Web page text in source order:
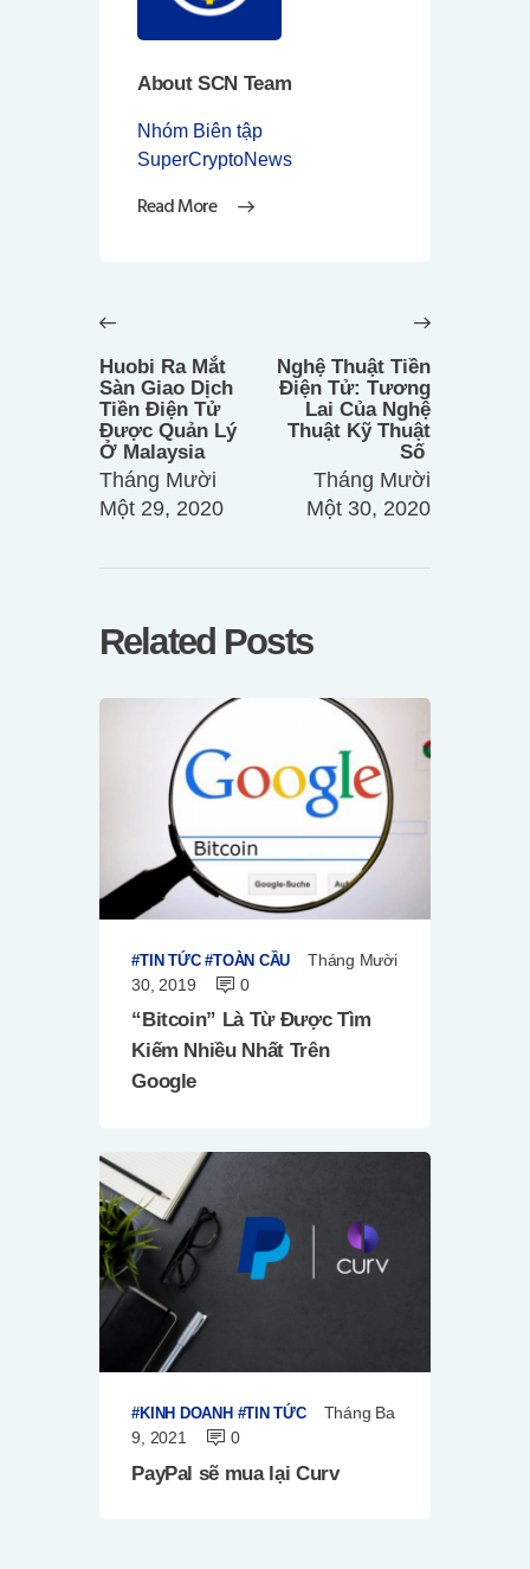
About SCN Team
Nhóm Biên tập
SuperCryptoNews
Read More
hướng
bài
viết
post:
Huobi Ra Mắt
Sàn Giao Dịch
Tiền Điện Tử
Được Quản Lý
Ở Malaysia
Tháng Mười
Một 29, 2020
Nghệ Thuật Tiền
Điện Tử: Tương
Lai Của Nghệ
Thuật Kỹ Thuật
Số
Tháng Mười
Một 30, 2020
Related Posts
TIN TỨC TOÀN CẦU
Tháng Mười
30, 2019
0
“Bitcoin” Là Từ Được Tìm
Kiếm Nhiều Nhất Trên
Google
KINH DOANH TIN TỨC
Tháng Ba
9, 2021
0
PayPal sẽ mua lại Curv